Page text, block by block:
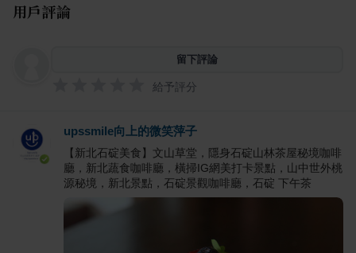
用戶評論
留下評論
給予評分
upssmile向上的微笑萍子
【新北石碇美食】文山草堂，隱身石碇山林茶屋秘境咖啡
廳，新北蔬食咖啡廳，橫掃IG網美打卡景點，山中世外桃
源秘境，新北景點，石碇景觀咖啡廳，石碇 下午茶